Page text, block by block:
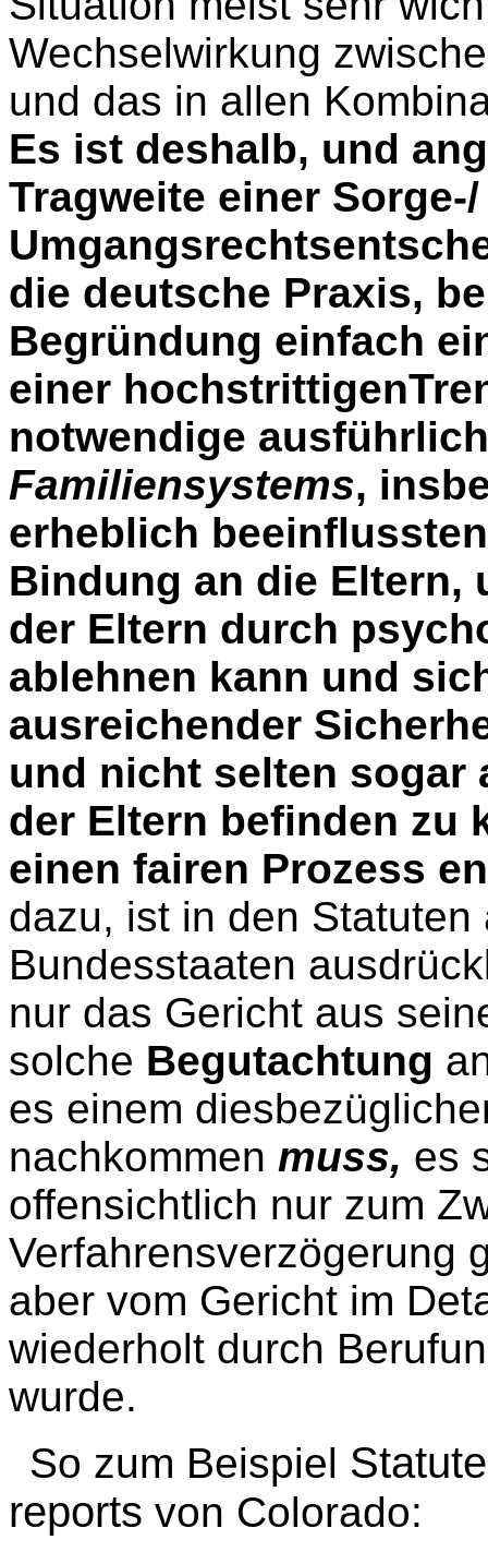
Wechselwirkung
und das in allen
Es ist deshalb, und
Tragweite einer Sorge-/
die deutsche Praxis,
Begründung einfach
einer
notwendige
Familiensystems,
erheblich
Bindung an die Eltern,
der Eltern durch
ablehnen kann und
ausreichender
und nicht selten sogar
der Eltern befinden zu
einen fairen Prozess
dazu, ist in den Statuten
Bundesstaaten
nur das Gericht aus
solche Begutachtung
es einem
nachkommen muss, es
offensichtlich nur zum
Verfahrensverzögerung
aber vom Gericht im
wiederholt durch
wurde.
So zum Beispiel Statute
reports von Colorado: